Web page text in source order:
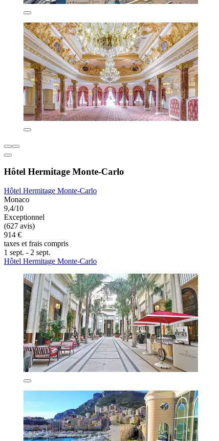
Hôtel Hermitage Monte-Carlo
Hôtel Hermitage Monte-Carlo
Monaco
9,4/10
Exceptionnel
(627 avis)
914 €
taxes et frais compris
1 sept. - 2 sept.
Hôtel Hermitage Monte-Carlo